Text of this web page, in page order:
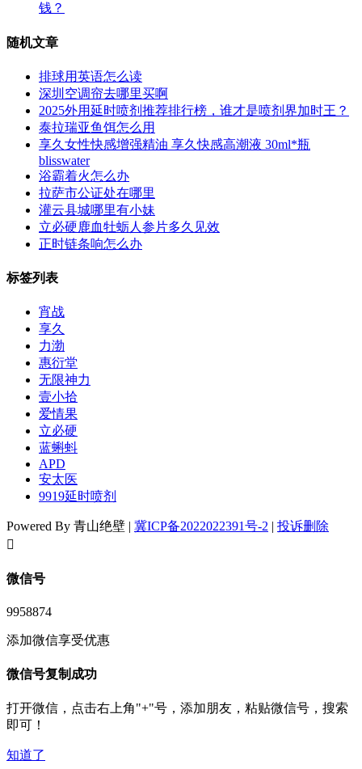
钱？
随机文章
排球用英语怎么读
深圳空调帘去哪里买啊
2025外用延时喷剂推荐排行榜，谁才是喷剂界加时王？
泰拉瑞亚鱼饵怎么用
享久女性快感增强精油 享久快感高潮液 30ml*瓶
blisswater
浴霸着火怎么办
拉萨市公证处在哪里
灌云县城哪里有小妹
立必硬鹿血牡蛎人参片多久见效
正时链条响怎么办
标签列表
宵战
享久
力渤
惠衍堂
无限神力
壹小拾
爱情果
立必硬
蓝蝌蚪
APD
安太医
9919延时喷剂
Powered By 青山绝壁 | 冀ICP备2022022391号-2 | 投诉删除
󦘖
微信号
9958874
添加微信享受优惠
微信号复制成功
打开微信，点击右上角"+"号，添加朋友，粘贴微信号，搜索
即可！
知道了